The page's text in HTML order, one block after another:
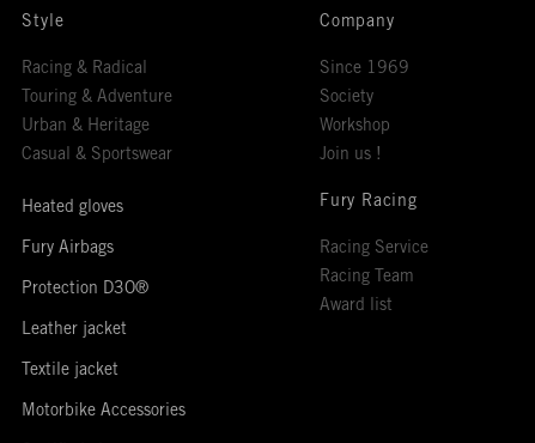
Style
Racing & Radical
Touring & Adventure
Urban & Heritage
Casual & Sportswear
Heated gloves
Fury Airbags
Protection D3O®
Leather jacket
Textile jacket
Motorbike Accessories
Company
Since 1969
Society
Workshop
Join us !
Fury Racing
Racing Service
Racing Team
Award list